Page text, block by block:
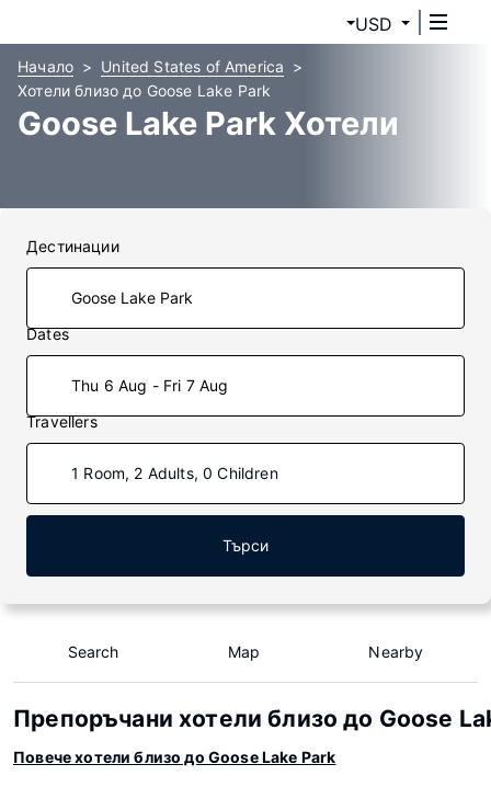
USD
Начало
United States of America
Хотели близо до Goose Lake Park
Goose Lake Park Хотели
Дестинации
Dates
Thu 6 Aug - Fri 7 Aug
Travellers
1 Room, 2 Adults, 0 Children
Търси
Search Map Nearby
Препоръчани хотели близо до Goose
Повече хотели близо до Goose Lake Park